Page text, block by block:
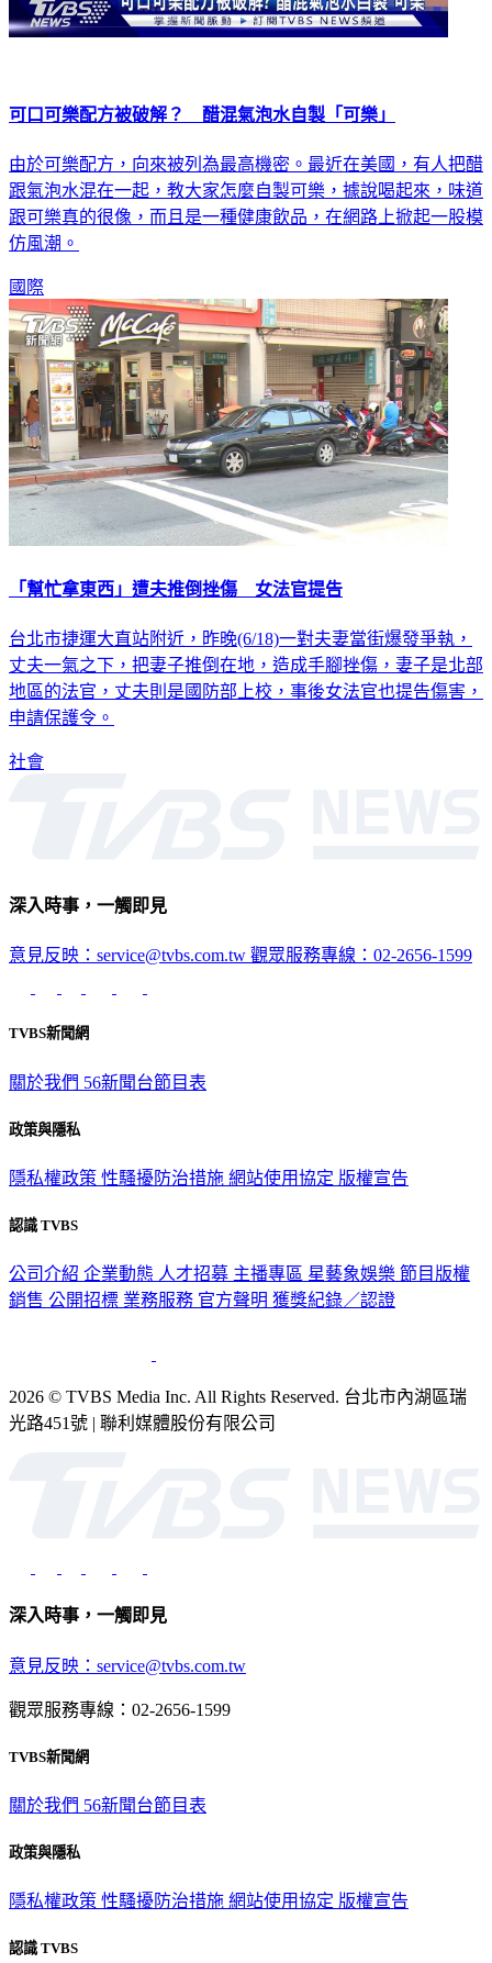
可口可樂配方被破解？ 醋混氣泡水自製「可樂」
由於可樂配方，向來被列為最高機密。最近在美國，有人把醋
跟氣泡水混在一起，教大家怎麼自製可樂，據說喝起來，味道
跟可樂真的很像，而且是一種健康飲品，在網路上掀起一股模
仿風潮。
國際
「幫忙拿東西」遭夫推倒挫傷 女法官提告
台北市捷運大直站附近，昨晚(6/18)一對夫妻當街爆發爭執，
丈夫一氣之下，把妻子推倒在地，造成手腳挫傷，妻子是北部
地區的法官，丈夫則是國防部上校，事後女法官也提告傷害，
申請保護令。
社會
深入時事，一觸即見
意見反映：service@tvbs.com.tw 觀眾服務專線：02-2656-1599
TVBS新聞網
關於我們 56新聞台節目表
政策與隱私
隱私權政策 性騷擾防治措施 網站使用協定 版權宣告
認識 TVBS
公司介紹 企業動態 人才招募 主播專區 星藝象娛樂 節目版權
銷售 公開招標 業務服務 官方聲明 獲獎紀錄／認證
2026 © TVBS Media Inc. All Rights Reserved. 台北市內湖區瑞
光路451號 | 聯利媒體股份有限公司
深入時事，一觸即見
意見反映：service@tvbs.com.tw
觀眾服務專線：02-2656-1599
TVBS新聞網
關於我們 56新聞台節目表
政策與隱私
隱私權政策 性騷擾防治措施 網站使用協定 版權宣告
認識 TVBS